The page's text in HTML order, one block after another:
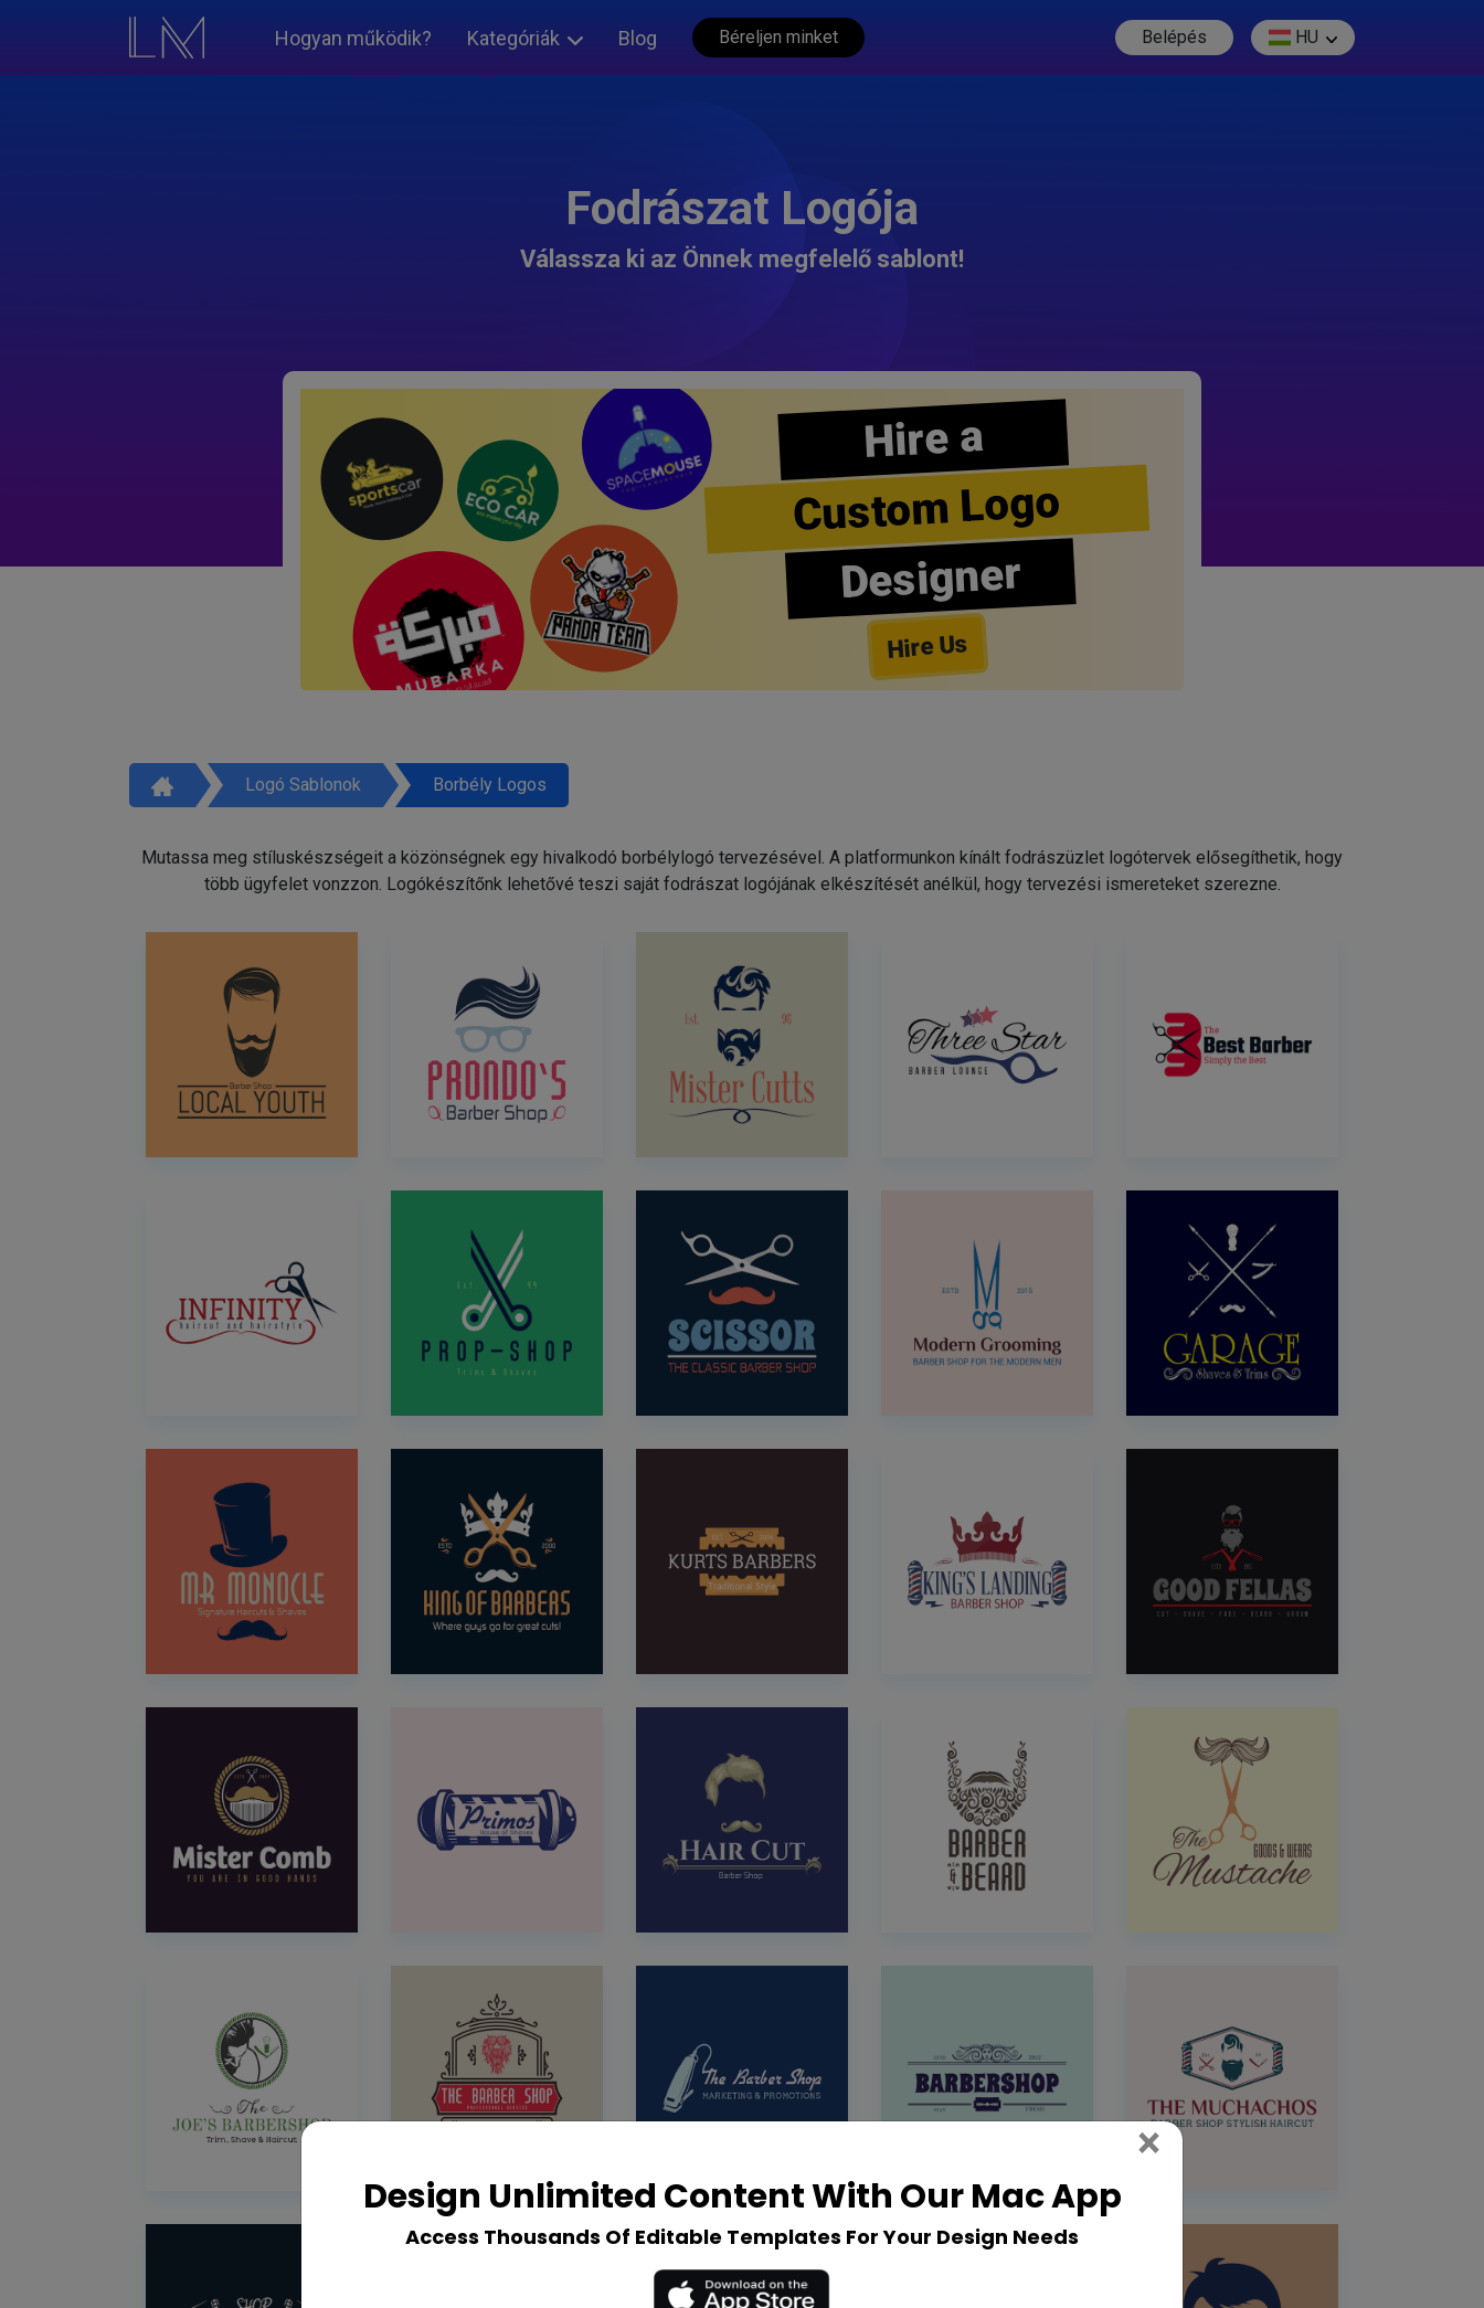
Hogyan működik? Kategóriák Blog Béreljen minket Belépés HU
Fodrászat Logója
Válassza ki az Önnek megfelelő sablont!
Hire a
Custom Logo
Designer
Hire Us
Logó Sablonok Borbély Logos
Mutassa meg stíluskészségeit a közönségnek egy hivalkodó borbélylogó tervezésével. A platformunkon kínált fodrászüzlet logótervek elősegíthetik, hogy
több ügyfelet vonzzon. Logókészítőnk lehetővé teszi saját fodrászat logójának elkészítését anélkül, hogy tervezési ismereteket szerezne.
Design Unlimited Content With Our Mac App
Access Thousands Of Editable Templates For Your Design Needs
× Close